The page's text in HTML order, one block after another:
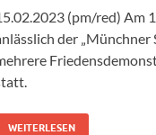
(pm/red) Am
der „Münchner
WEITERLESEN